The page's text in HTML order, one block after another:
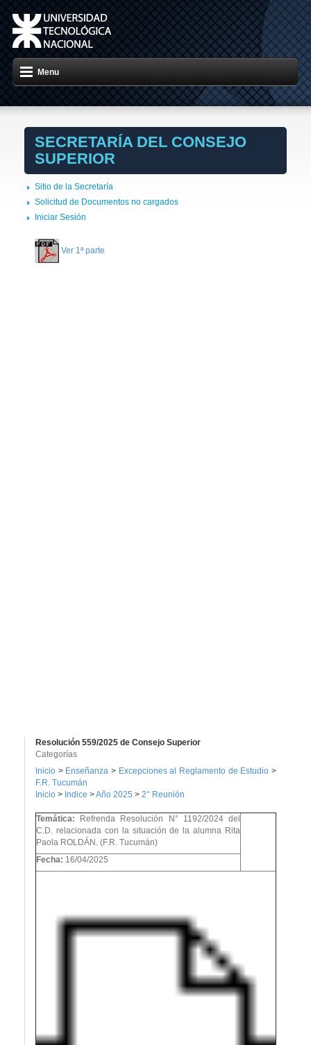
Menu
SECRETARÍA DEL CONSEJO
SUPERIOR
Sitio de la Secretaría
Solicitud de Documentos no cargados
Iniciar Sesión
Ver 1ª parte
Resolución 559/2025 de Consejo Superior
Categorías
Inicio > Enseñanza> Excepciones al Reglamento de Estudio >
F.R. Tucumán
Inicio > Indice >Año 2025 > 2° Reunión
Temática: Refrenda Resolución N° 1192/2024 del
C.D. relacionada con la situación de la alumna Rita
Paola ROLDÁN. (F.R. Tucumán)
Fecha: 16/04/2025